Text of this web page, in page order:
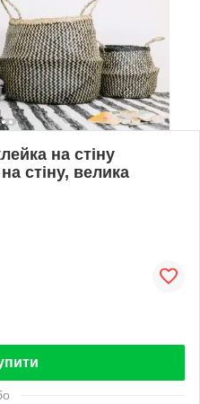
на стіну
стіну, велика